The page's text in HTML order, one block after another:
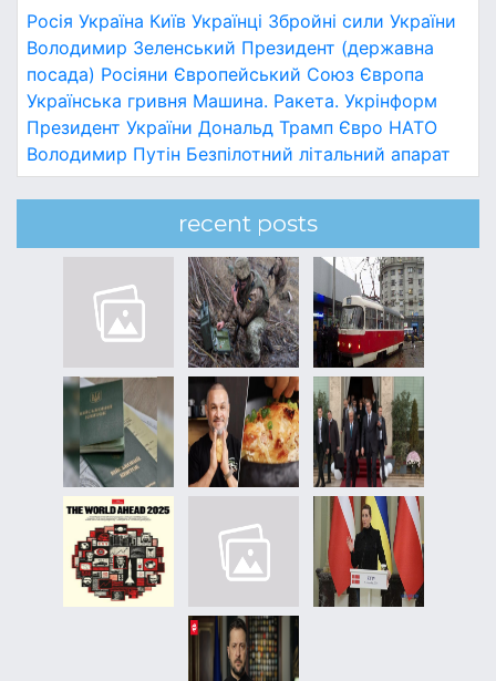
Росія Україна Київ Українці Збройні сили України
Володимир Зеленський Президент (державна
посада) Росіяни Європейський Союз Європа
Українська гривня Машина. Ракета. Укрінформ
Президент України Дональд Трамп Євро НАТО
Володимир Путін Безпілотний літальний апарат
recent posts